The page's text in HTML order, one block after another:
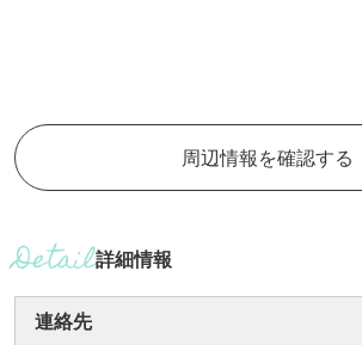
周辺情報を確認する
詳細情報
連絡先